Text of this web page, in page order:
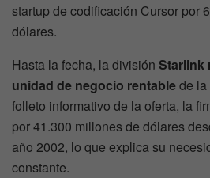
startup de codificación Cursor por
dólares.
Hasta la fecha, la división Starlink
unidad de negocio rentablede
folleto informativo de la oferta, la
por 41.300 millones de dólares
año 2002, lo que explica su
constante.